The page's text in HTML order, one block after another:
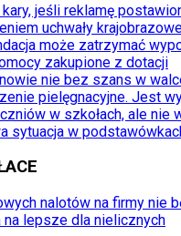
kary, jeśli reklamę
uchwały
może zatrzymać
zakupione z dotacji
nie bez szans w
pielęgnacyjne. Jest
w szkołach, ale nie
sytuacja w
nalotów na firmy nie
na lepsze dla nielicznych